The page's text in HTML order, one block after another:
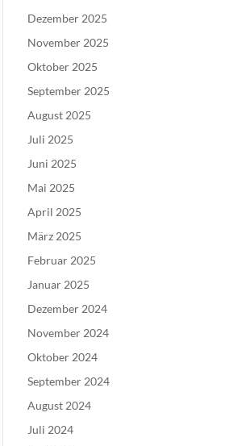
Dezember 2025
November 2025
Oktober 2025
September 2025
August 2025
Juli 2025
Juni 2025
Mai 2025
April 2025
März 2025
Februar 2025
Januar 2025
Dezember 2024
November 2024
Oktober 2024
September 2024
August 2024
Juli 2024